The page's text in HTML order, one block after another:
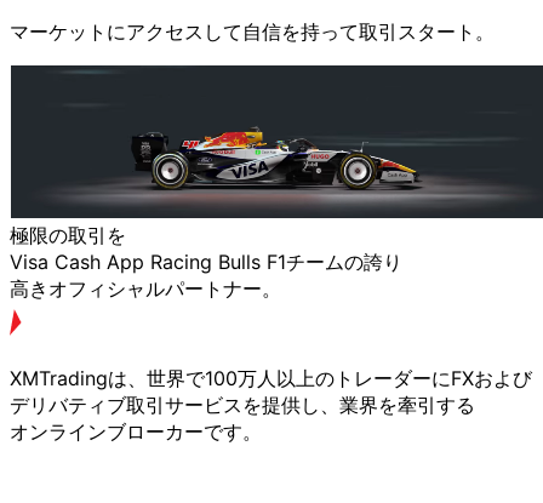
マーケットにアクセスして 自信を持って取引スタート。
極限の取引を
Visa Cash App Racing Bulls F1チームの誇り
高きオフィシャルパートナー。
XMTradingは、 世界で100万人以上の トレーダーにFXおよび
デリバティブ取引サービスを提供し、 業界を牽引する
オンラインブローカーです。